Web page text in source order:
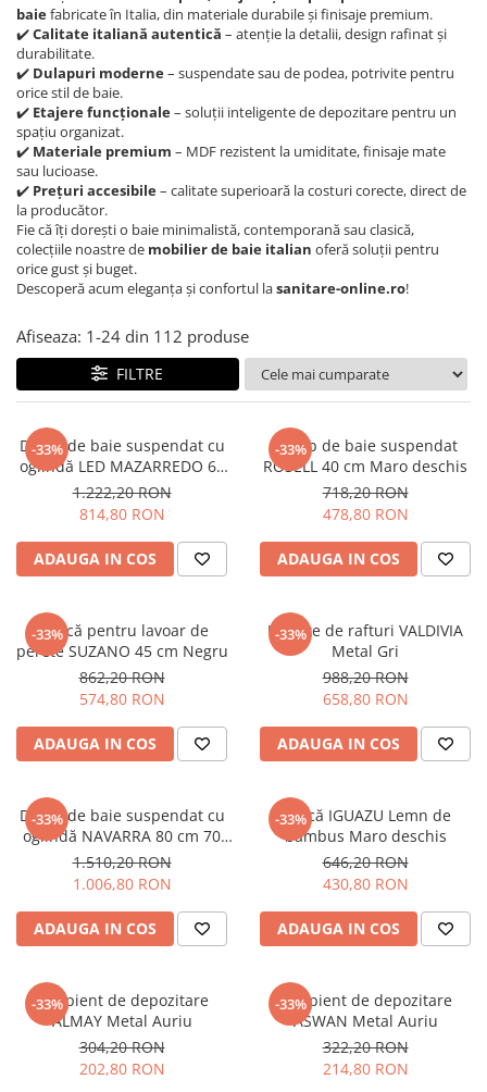
Dulap de baie cu oglindă
Dulap mic de baie
Etajeră pentru baie
Sisteme de Dus
Cabine de dus
Oferta Zilei: Top Vânzări
Baterii termostatice
Coloane de duș cu baterie
Căzi de baie
Lavoare
Seturi vase wc
Vase wc
CHIUVETE STICLA
COMPACT
DISPOZITIVE DETERGENT
ELEGANT
FORM
FORMIC
GALEO
INTERMEZZO
KOMBINO
LINE
LINE MAXIM
MORE
NOX
OMNI
PRAKTIK
QUADRIX
QUADRIX COMPOZIT
RANDO
ROLL
SENSUAL
SETURI CHIUVETA DE BUCATARIE SI
SIFOANE MONARCH
SITE / COSURI INOX
STRICTO
STYLUX
TOCATOARE
VARIANT
Electrocasnice pentru bucătărie
Sisteme pentru apa pură
baiefabricate în Italia, din materiale durabile și finisaje premium.
✔️Calitate italiană autentică – atenție la detalii, design rafinat și
durabilitate.
✔️ Dulapuri moderne– suspendate sau de podea, potrivite pentru
orice stil de baie.
✔️ Etajere funcționale– soluții inteligente de depozitare pentru un
spațiu organizat.
✔️ Materiale premium – MDF rezistent la umiditate, finisaje mate
sau lucioase.
✔️ Prețuri accesibile– calitate superioară la costuri corecte, direct de
la producător.
Fie că îți dorești o baie minimalistă, contemporană sau clasică,
colecțiile noastre de mobilier de baie italian oferă soluții pentru
orice gust și buget.
Descoperă acum eleganța și confortul lasanitare-online.ro!
Afiseaza: 1-24 din 112 produse
FILTRE
-33%
Dulap de baie suspendat cu
oglindă LED MAZARREDO 60
cm 60 cm Negru
1.222,20 RON
814,80 RON
ADAUGA IN COS
-33%
Dulap de baie suspendat
ROSELL 40 cm Maro deschis
718,20 RON
478,80 RON
ADAUGA IN COS
-33%
Mască pentru lavoar de
perete SUZANO 45 cm Negru
862,20 RON
574,80 RON
ADAUGA IN COS
-33%
Unitate de rafturi VALDIVIA
Metal Gri
988,20 RON
658,80 RON
ADAUGA IN COS
-33%
Dulap de baie suspendat cu
oglindă NAVARRA 80 cm 70
cm Negru
1.510,20 RON
1.006,80 RON
ADAUGA IN COS
-33%
Bancă IGUAZU Lemn de
bambus Maro deschis
646,20 RON
430,80 RON
ADAUGA IN COS
-33%
Recipient de depozitare
ALMAY Metal Auriu
304,20 RON
202,80 RON
-33%
Recipient de depozitare
ASWAN Metal Auriu
322,20 RON
214,80 RON